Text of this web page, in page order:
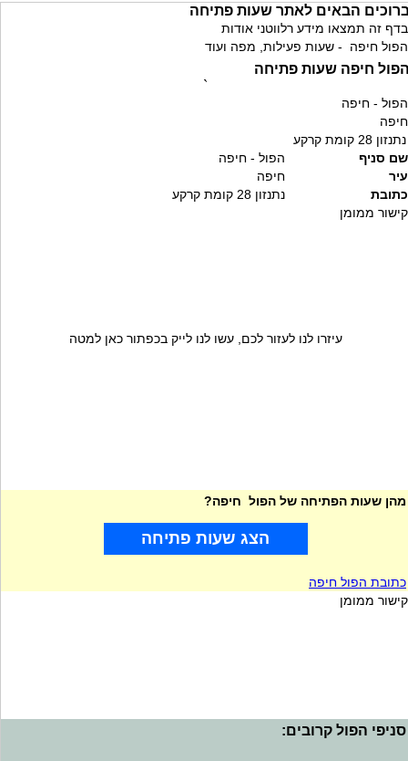
הבאים לאתר שעות פתיחה
בדף זה תמצאו מידע רלווטני אודות
הפול חיפה - שעות פעילות, מפה ועוד
חיפה שעות פתיחה
`
הפול - חיפה
חיפה
נתנזון 28 קומת קרקע
שם סניף
הפול - חיפה
עיר
חיפה
כתובת
נתנזון 28 קומת קרקע
קישור ממומן
עיזרו לנו לעזור לכם, עשו לנו לייק בכפתור כאן למטה
מהן שעות הפתיחה של הפול חיפה?
הצג שעות פתיחה
כתובת הפול חיפה
קישור ממומן
סניפי הפול קרובים: